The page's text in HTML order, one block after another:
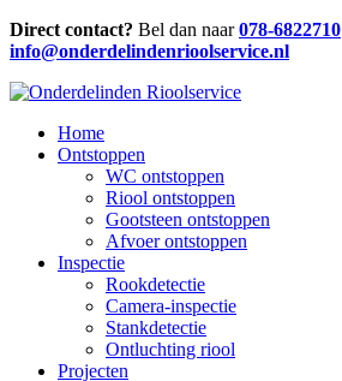
Direct contact? Bel dan naar078-6822710
info@onderdelindenrioolservice.nl
Home
Ontstoppen
WC ontstoppen
Riool ontstoppen
Gootsteen ontstoppen
Afvoer ontstoppen
Inspectie
Rookdetectie
Camera-inspectie
Stankdetectie
Ontluchting riool
Projecten